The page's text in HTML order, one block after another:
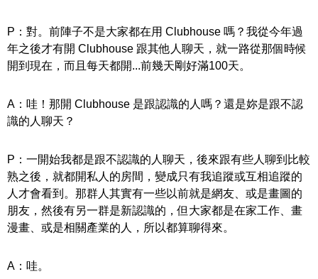
P：對。前陣子不是大家都在用 Clubhouse 嗎？我從今年過
年之後才有開 Clubhouse 跟其他人聊天，就一路從那個時候
開到現在，而且每天都開...前幾天剛好滿100天。
A：哇！那開 Clubhouse 是跟認識的人嗎？還是妳是跟不認
識的人聊天？
P：一開始我都是跟不認識的人聊天，後來跟有些人聊到比較
熟之後，就都開私人的房間，變成只有我追蹤或互相追蹤的
人才會看到。那群人其實有一些以前就是網友、或是畫圖的
朋友，然後有另一群是新認識的，但大家都是在家工作、畫
漫畫、或是相關產業的人，所以都算聊得來。
A：哇。